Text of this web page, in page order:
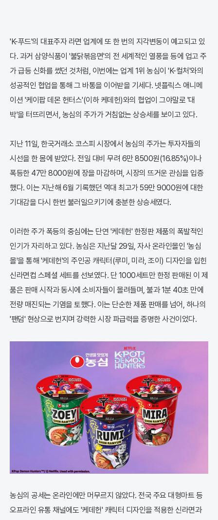
'K-푸드'의 대표주자 라면 업계에 또 한 번의 지각변동이 예고되고 있
다. 과거 삼양식품이 '불닭볶음면'의 전 세계적인 열풍을 등에 업고 주
가 급등 신화를 썼던 것처럼, 이번에는 업계 1위 농심이 'K-컬처'와의
성공적인 협업을 통해 그 바통을 이어받을 기세다. 넷플릭스 애니메
이션 '케이팝 데몬 헌터스'(이하 케데헌)와의 협업이 그야말로 '대
박'을 터뜨리면서, 농심의 주가가 거침없는 상승세를 보이고 있다.
지난 11일, 한국거래소 코스피 시장에서 농심의 주가는 투자자들의
시선을 한 몸에 받았다. 전일 대비 무려 6만 8500원(16.85%)이나
폭등한 47만 8000원에 장을 마감하며, 시장의 뜨거운 관심을 입증
했다. 이는 지난해 6월 기록했던 역대 최고가 59만 9000원에 대한
기대감을 다시 한번 불러일으키기에 충분한 상승세였다.
이러한 주가 폭등의 중심에는 단연 '케데헌' 한정판 제품의 폭발적인
인기가 자리하고 있다. 농심은 지난달 29일, 자사 온라인몰인 '농심
몰'을 통해 '케데헌'의 주인공 캐릭터(루미, 미라, 조이) 디자인을 입힌
신라면컵 스페셜 세트를 선보였다. 단 1000세트만 한정 판매된 이 제
품은 판매 시작과 동시에 소비자들이 몰려들며, 불과 1분 40초 만에
전량 매진되는 기염을 토했다. 이는 단순한 제품 판매를 넘어, 하나의
'팬덤' 현상으로 번지며 강력한 시장 파급력을 증명한 사건이었다.
농심의 공세는 온라인에만 머무르지 않았다. 전국 주요 대형마트 등
오프라인 유통 채널에도 '케데헌' 캐릭터 디자인을 적용한 신라면과